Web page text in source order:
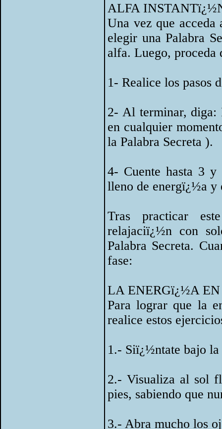
ALFA
Una vez que
elegir una Palabra
alfa. Luego, proceda
1- Realice los pasos
2- Al terminar, diga:
en cualquier
la Palabra Secreta ).
4- Cuente hasta 3 y
lleno de energï¿½a y
Tras practicar
relajaciï¿½n con
Palabra Secreta.
fase:
LA ENERGï¿½A EN
Para lograr que la
realice estos
1.- Siï¿½ntate bajo la
2.- Visualiza al sol
pies, sabiendo que
3.- Abra mucho los